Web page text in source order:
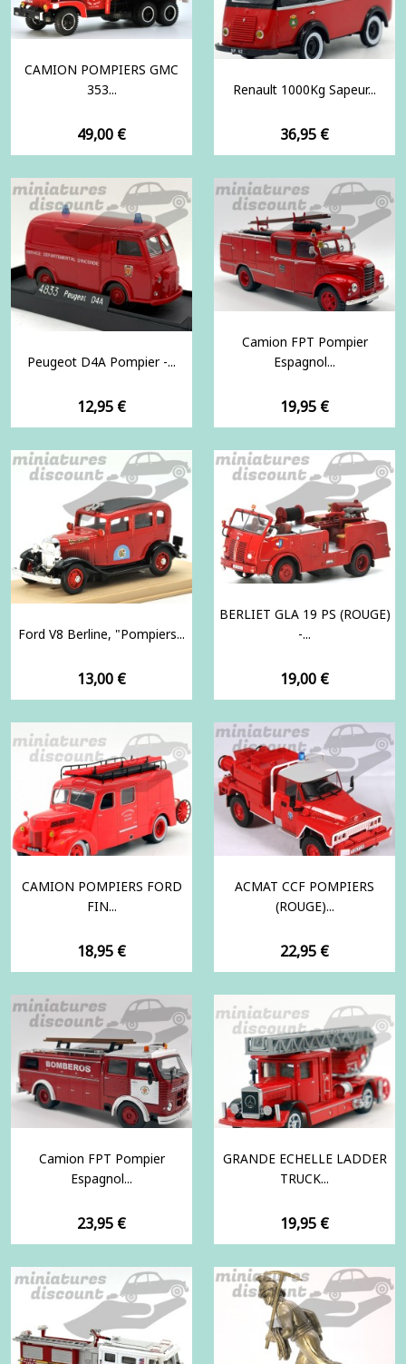
CAMION POMPIERS GMC
353...
Prix
49,00 €
Renault 1000Kg Sapeur...
Prix
36,95 €
Peugeot D4A Pompier -...
Prix
12,95 €
Camion FPT Pompier
Espagnol...
Prix
19,95 €
Ford V8 Berline, "Pompiers...
Prix
13,00 €
BERLIET GLA 19 PS (ROUGE)
-...
Prix
19,00 €
CAMION POMPIERS FORD
FIN...
Prix
18,95 €
ACMAT CCF POMPIERS
(ROUGE)...
Prix
22,95 €
Camion FPT Pompier
Espagnol...
Prix
23,95 €
GRANDE ECHELLE LADDER
TRUCK...
Prix
19,95 €